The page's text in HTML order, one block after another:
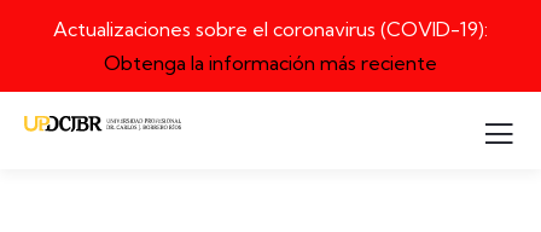
Actualizaciones sobre el coronavirus (COVID-19):
Obtenga la información más reciente